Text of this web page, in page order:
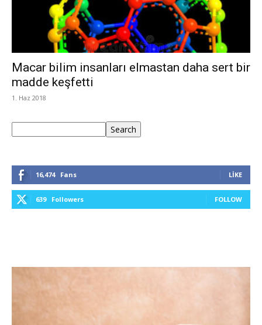
Macar bilim insanları elmastan daha sert bir
madde keşfetti
1. Haz 2018
Search
16,474 Fans LIKE
639 Followers FOLLOW